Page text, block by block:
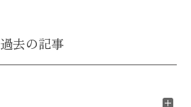
過去の記事